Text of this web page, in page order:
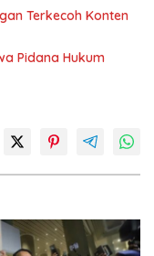
Terkecoh Konten
Pidana Hukum